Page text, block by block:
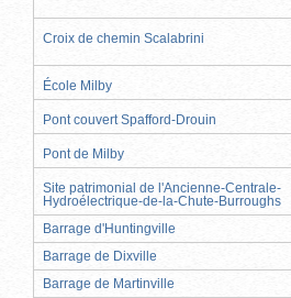
Croix de chemin Scalabrini
École Milby
Pont couvert Spafford-Drouin
Pont de Milby
Site patrimonial de l'Ancienne-Centrale-
Hydroélectrique-de-la-Chute-Burroughs
Barrage d'Huntingville
Barrage de Dixville
Barrage de Martinville